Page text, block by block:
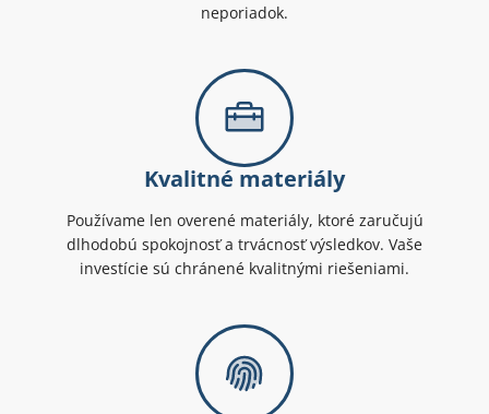
neporiadok.
Kvalitné materiály
Používame len overené materiály, ktoré zaručujú
dlhodobú spokojnosť a trvácnosť výsledkov. Vaše
investície sú chránené kvalitnými riešeniami.